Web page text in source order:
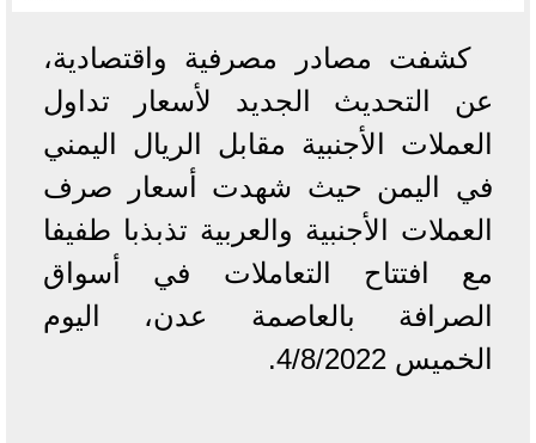
كشفت مصادر مصرفية واقتصادية،
عن التحديث الجديد لأسعار تداول
العملات الأجنبية مقابل الريال اليمني
في اليمن حيث شهدت أسعار صرف
العملات الأجنبية والعربية تذبذبا طفيفا
مع افتتاح التعاملات في أسواق
الصرافة بالعاصمة عدن، اليوم
الخميس 4/8/2022.